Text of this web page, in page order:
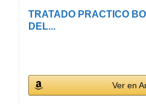
TRATADO PRACTICO
DEL...
Ver en